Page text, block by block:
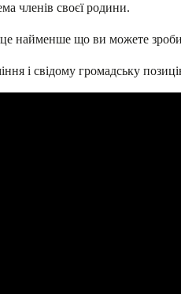
членів своєї родини.
найменше що ви можете
і свідому громадську